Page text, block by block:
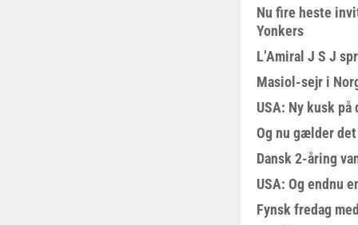
Nu fire heste
Yonkers
L’Amiral J S J
Masiol-sejr i
USA: Ny kusk på
Og nu gælder
Dansk 2-åring
USA: Og endnu
Fynsk fredag